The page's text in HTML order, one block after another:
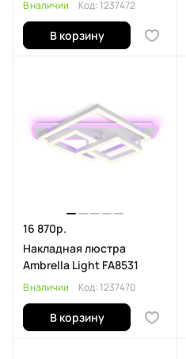
В наличии Код: 1237472
В корзину
16 870р.
Накладная люстра
Ambrella Light FA8531
В наличии Код: 1237470
В корзину